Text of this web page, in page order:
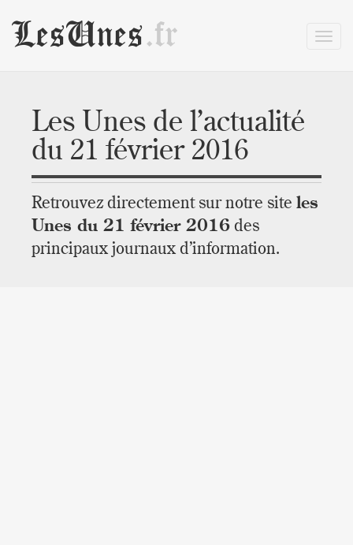
LesUnes.fr
Les Unes de l’actualité
du 21 février 2016
Retrouvez directement sur notre site les
Unes du 21 février 2016 des
principaux journaux d’information.